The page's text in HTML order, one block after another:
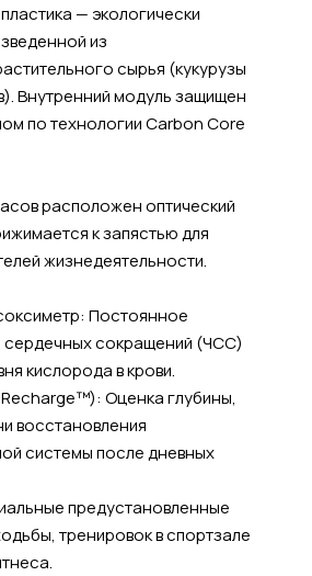
— экологически
из
сырья (кукурузы
Внутренний модуль защищен
по технологии Carbon Core
расположен оптический
к запястью для
жизнедеятельности.
Постоянное
сердечных сокращений (ЧСС)
кислорода в крови.
Оценка глубины,
восстановления
системы после дневных
предустановленные
тренировок в спортзале